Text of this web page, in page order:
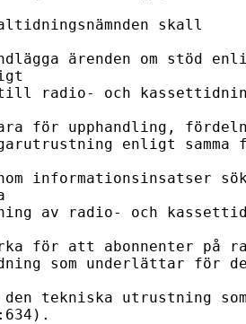
skall
ärenden om stöd
radio- och
för upphandling,
enligt samma
informationsinsatser
av radio- och
för att abonnenter på
som underlättar för
den tekniska utrustning